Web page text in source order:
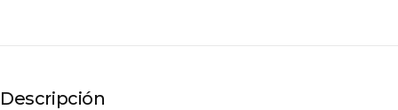
Descripción